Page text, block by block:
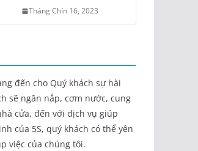
Tháng Chín 16, 2023
đến cho Quý khách sự hài
sẽ ngăn nắp, cơm nước, cung
cửa, đến với dịch vụ giúp
của 5S, quý khách có thể yên
việc của chúng tôi.